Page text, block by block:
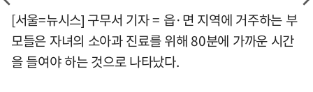
[서울=뉴시스] 구무서 기자 = 읍·면 지역에 거주하는 부
모들은 자녀의 소아과 진료를 위해 80분에 가까운 시간
을 들여야 하는 것으로 나타났다.